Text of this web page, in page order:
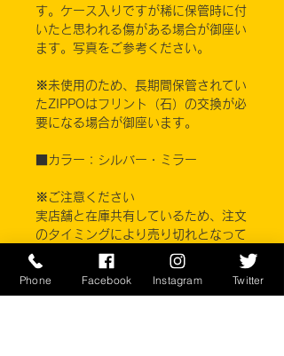
す。ケース入りですが稀に保管時に付
いたと思われる傷がある場合が御座い
ます。写真をご参考ください。
※未使用のため、長期間保管されてい
たZIPPOはフリント（石）の交換が必
要になる場合が御座います。
■カラー：シルバー・ミラー
※ご注意ください
実店舗と在庫共有しているため、注文
のタイミングにより売り切れとなって
しまう場合がございます。
お客様のご覧になっている環境により
商品の色が違う場合がございます。
Phone Facebook Instagram Twitter